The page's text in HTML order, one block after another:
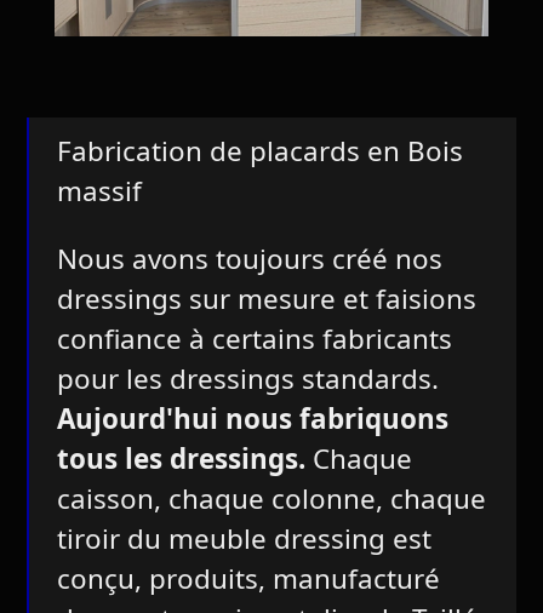
Fabrication de placards en Bois
massif
Nous avons toujours créé nos
dressings sur mesure et faisions
confiance à certains fabricants
pour les dressings standards.
Aujourd'hui nous fabriquons
tous les dressings. Chaque
caisson, chaque colonne, chaque
tiroir du meuble dressing est
conçu, produits, manufacturé